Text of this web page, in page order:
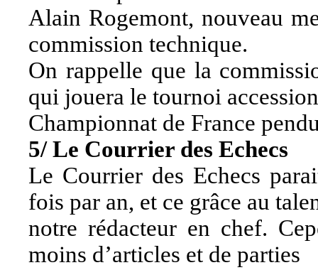
Alain Rogemont, nouveau
commission technique.
On rappelle que la
qui jouera le tournoi
Championnat de France
5/ Le Courrier des Echecs
Le Courrier des Echecs
fois par an, et ce grâce au
notre rédacteur en chef.
moins d’articles et de parties